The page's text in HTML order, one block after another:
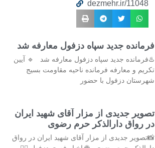
dezmehr.ir/11048
فرمانده جدید سپاه دزفول معارفه شد
♨️فرمانده جدید سپاه دزفول معارفه شد 🔹 آیین
تکریم و معارفه فرمانده ناحیه مقاومت بسیج
شهرستان دزفول با حضور
تصویر جدیدی از مزار آقای شهید ایران
در رواق دارالذکر حرم رضوی
📸تصویر جدیدی از مزار آقای شهید ایران در رواق